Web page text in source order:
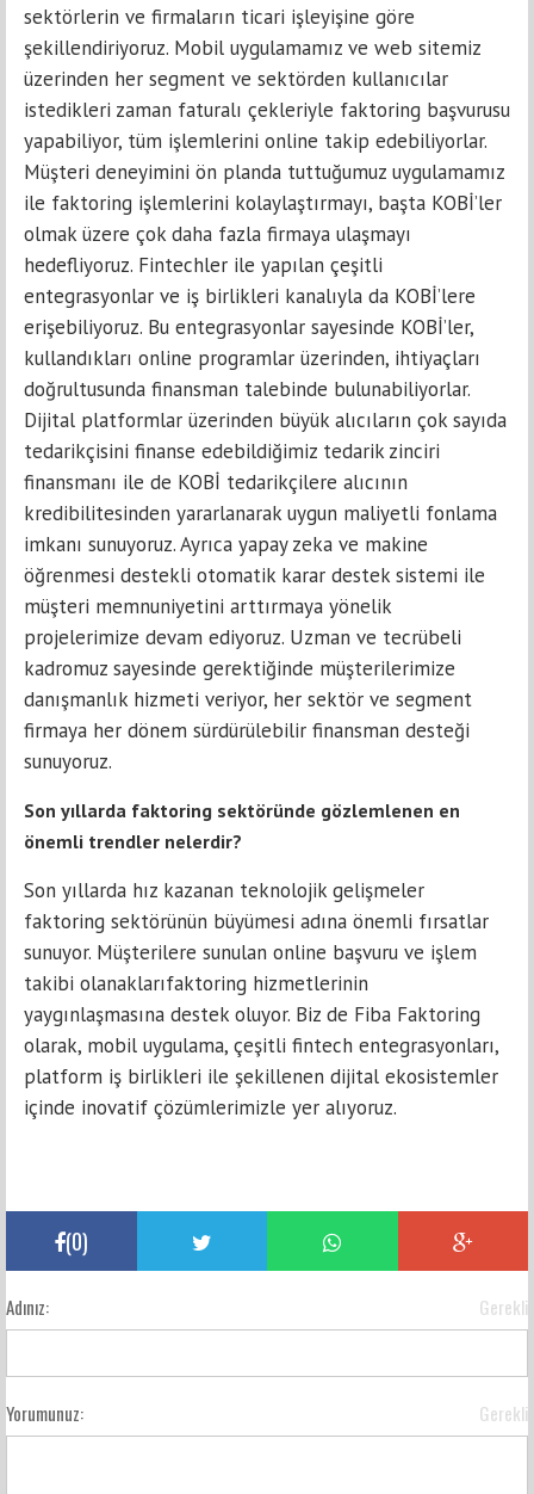
sektörlerin ve firmaların ticari işleyişine göre
şekillendiriyoruz. Mobil uygulamamız ve web sitemiz
üzerinden her segment ve sektörden kullanıcılar
istedikleri zaman faturalı çekleriyle faktoring başvurusu
yapabiliyor, tüm işlemlerini online takip edebiliyorlar.
Müşteri deneyimini ön planda tuttuğumuz uygulamamız
ile faktoring işlemlerini kolaylaştırmayı, başta KOBİ’ler
olmak üzere çok daha fazla firmaya ulaşmayı
hedefliyoruz. Fintechler ile yapılan çeşitli
entegrasyonlar ve iş birlikleri kanalıyla da KOBİ’lere
erişebiliyoruz. Bu entegrasyonlar sayesinde KOBİ’ler,
kullandıkları online programlar üzerinden, ihtiyaçları
doğrultusunda finansman talebinde bulunabiliyorlar.
Dijital platformlar üzerinden büyük alıcıların çok sayıda
tedarikçisini finanse edebildiğimiz tedarik zinciri
finansmanı ile de KOBİ tedarikçilere alıcının
kredibilitesinden yararlanarak uygun maliyetli fonlama
imkanı sunuyoruz. Ayrıca yapay zeka ve makine
öğrenmesi destekli otomatik karar destek sistemi ile
müşteri memnuniyetini arttırmaya yönelik
projelerimize devam ediyoruz. Uzman ve tecrübeli
kadromuz sayesinde gerektiğinde müşterilerimize
danışmanlık hizmeti veriyor, her sektör ve segment
firmaya her dönem sürdürülebilir finansman desteği
sunuyoruz.
Son yıllarda faktoring sektöründe gözlemlenen en
önemli trendler nelerdir?
Son yıllarda hız kazanan teknolojik gelişmeler
faktoring sektörünün büyümesi adına önemli fırsatlar
sunuyor. Müşterilere sunulan online başvuru ve işlem
takibi olanaklarıfaktoring hizmetlerinin
yaygınlaşmasına destek oluyor. Biz de Fiba Faktoring
olarak, mobil uygulama, çeşitli fintech entegrasyonları,
platform iş birlikleri ile şekillenen dijital ekosistemler
içinde inovatif çözümlerimizle yer alıyoruz.
(0)
Adınız: Gerekli
Yorumunuz: Gerekli